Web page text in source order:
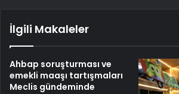
İlgili Makaleler
Ahbap soruşturması ve
emekli maaşı tartışmaları
Meclis gündeminde